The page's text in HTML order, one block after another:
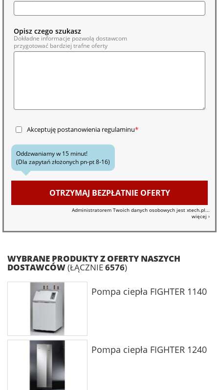
Opisz czego szukasz
Dokładne informacje pozwolą dostawcom
przygotować bardziej trafne oferty
Akceptuję postanowienia regulaminu
Oddzwaniamy w 15 minut!
(Dla zapytań złożonych pn-pt 8-16)
OTRZYMAJ BEZPŁATNIE OFERTY
Administratorem Twoich danych osobowych jest xtech.pl...
więcej ›
WYBRANE PRODUKTY Z OFERTY NASZYCH
DOSTAWCÓW(ŁĄCZNIE6576)
Pompa ciepła FIGHTER 1140
Pompa ciepła FIGHTER 1240